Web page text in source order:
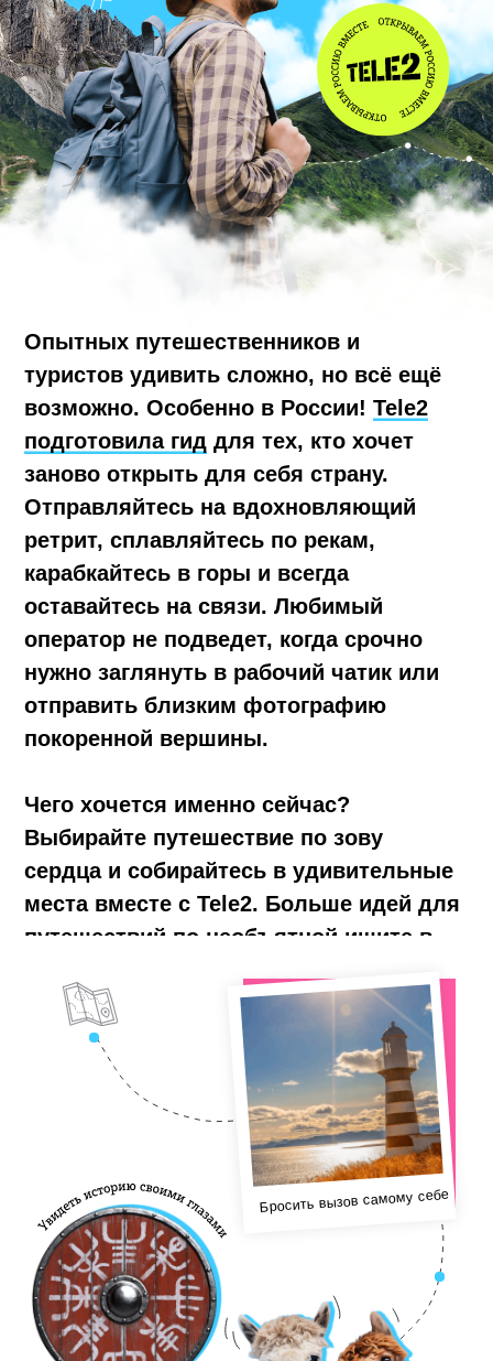
Опытных путешественников и
туристов удивить сложно, но всё ещё
возможно. Особенно в России!Tele2
подготовила гиддля тех, кто хочет
заново открыть для себя страну.
Отправляйтесь на вдохновляющий
ретрит, сплавляйтесь по рекам,
карабкайтесь в горы и всегда
оставайтесь на связи. Любимый
оператор не подведет, когда срочно
покоренной вершины.
Выбирайте путешествие по зову
сердца и собирайтесь в удивительные
места вместе с Tele2. Больше идей для
путешествий по необъятной ищите в
тревел-гиде.
Пообщаться с животными
Поймать волну
Попасть в гастрономический рай
Бросить вызов самому себе